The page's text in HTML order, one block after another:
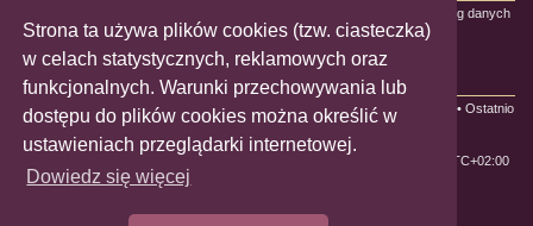
Strona ta używa plików cookies (tzw. ciasteczka)
w celach statystycznych, reklamowych oraz
funkcjonalnych. Warunki przechowywania lub
dostępu do plików cookies można określić w
ustawieniach przeglądarki internetowej.
Dowiedz się więcej
użytkowników online :: 3 zarejestrowanych, 0 ukrytych i 13 gości (wg danych
z ostatnich 5 minut)
STATYSTYKI
Liczba postów:
228592 • Liczba tematów: 650• Liczba użytkowników:
• Ostatnio
zarejestrowany użytkownik:Nedion
UTC+02:00